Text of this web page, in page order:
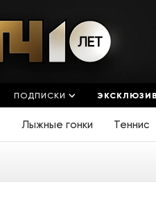
ПОДПИСКИ ЭКСКЛЮЗИВ
Лыжные гонки Теннис